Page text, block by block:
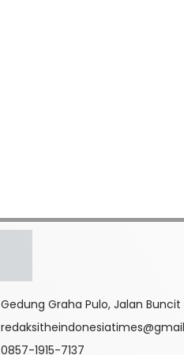
Gedung Graha Pulo, Jalan
0857-1915-7137